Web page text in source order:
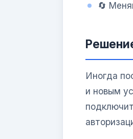
🔄
Иногда
и новым